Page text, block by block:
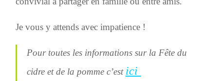
Je vous y attends avec impatience !
Pour toutes les informations sur la Fête du
cidre et de la pomme c’est ici